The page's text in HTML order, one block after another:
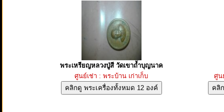
พระเหรียญหลวงปู่สี วัดเขาถ้ำบุญนาค
ศูนย์เช่า : พระบ้าน เก่าเก็บ
ศูน